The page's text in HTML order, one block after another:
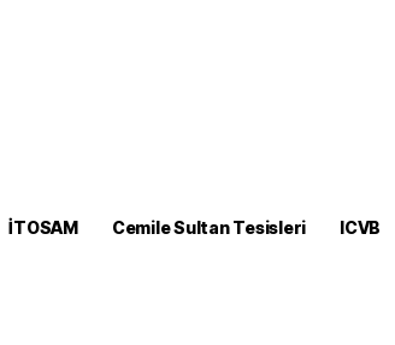
İTOSAM Cemile Sultan Tesisleri
ICVB